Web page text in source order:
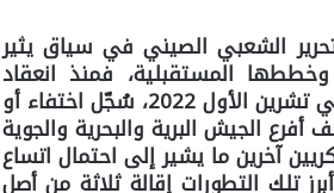
الشعبي الصيني في سياق يثير
المستقبلية، فمنذ انعقاد
المؤتمر الوطني العشرين للحزب الشيوعي الصيني في تشرين الأول 2022، سُجّل اختفاء أو
الجيش البرية والبحرية والجوية
آخرين ما يشير إلى احتمال اتساع
تلك التطورات إقالة ثلاثة من أصل